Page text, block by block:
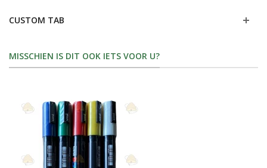
CUSTOM TAB
MISSCHIEN IS DIT OOK IETS VOOR U?